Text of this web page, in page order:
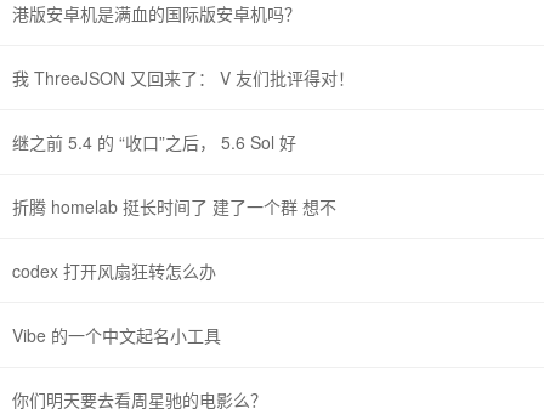
港版安卓机是满血的国际版安卓机吗？
我 ThreeJSON 又回来了： V 友们批评得对！
继之前 5.4 的 “收口”之后， 5.6 Sol 好
折腾 homelab 挺长时间了 建了一个群 想不
codex 打开风扇狂转怎么办
Vibe 的一个中文起名小工具
你们明天要去看周星驰的电影么？